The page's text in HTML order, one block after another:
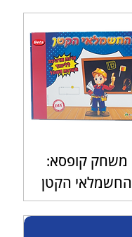
משחק קופסא:
החשמלאי הקטן